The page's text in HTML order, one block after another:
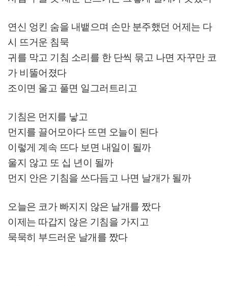
연신 엉킨 숨을 내뱉으며 손만 분주했던 어제는 다
시 뜨거운 침묵
귀를 막고 기침 소리를 한 단씩 묶고 나면 자꾸만 코
가 비뚤어졌다
조이면 울고 풀면 일그러트리고
기침은 먼지를 낳고
먼지를 끌어모아다 뜨면 오늘이 된다
이렇게 계속 뜨다 보면 내일이 될까
울지 않고 또 십 년이 될까
먼지 안은 기침을 쓰다듬고 나면 날개가 될까
오늘은 코가 빠지지 않은 날개를 짰다
이제는 따갑지 않은 기침을 가지고
묵묵히 부드러운 날개를 짰다